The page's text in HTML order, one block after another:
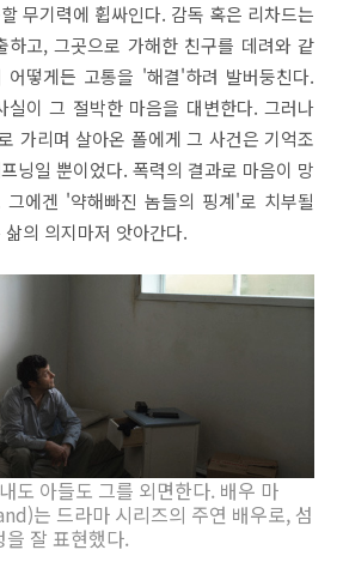
무기력에 휩싸인다. 감독 혹은 리차드는
하고, 그곳으로 가해한 친구를 데려와 같
떻게든 고통을 '해결'하려 발버둥친다.
실이 그 절박한 마음을 대변한다. 그러나
가리며 살아온 폴에게 그 사건은 기억조
닝일 뿐이었다. 폭력의 결과로 마음이 망
에겐 '약해빠진 놈들의 핑계'로 치부될
의 의지마저 앗아간다.
도 아들도 그를 외면한다. 배우 마
는 드라마 시리즈의 주연 배우로, 섬
잘 표현했다.